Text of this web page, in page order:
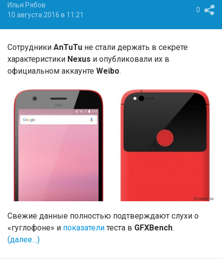
Илья Рябов
10 августа 2016 в 11:21
0
Сотрудники AnTuTu не стали держать в секрете
характеристики Nexus и опубликовали их в
официальном аккаунте Weibo.
Свежие данные полностью подтверждают слухи о
«гуглофоне» и показатели теста в GFXBench.
(далее…)